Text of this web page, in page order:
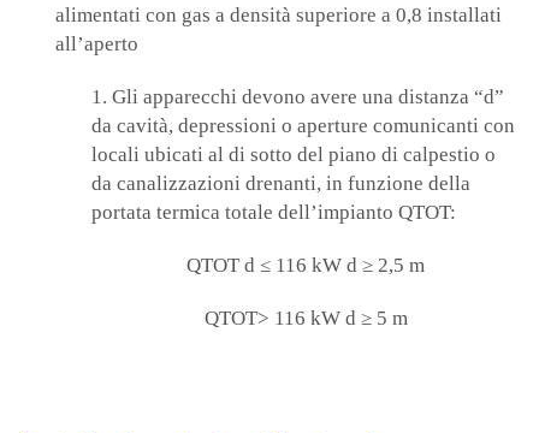
alimentati con gas a densità superiore a 0,8 installati
all’aperto
1. Gli apparecchi devono avere una distanza “d”
da cavità, depressioni o aperture comunicanti con
locali ubicati al di sotto del piano di calpestio o
da canalizzazioni drenanti, in funzione della
portata termica totale dell’impianto QTOT:
QTOT d ≤ 116 kW d ≥ 2,5 m
QTOT> 116 kW d ≥ 5 m